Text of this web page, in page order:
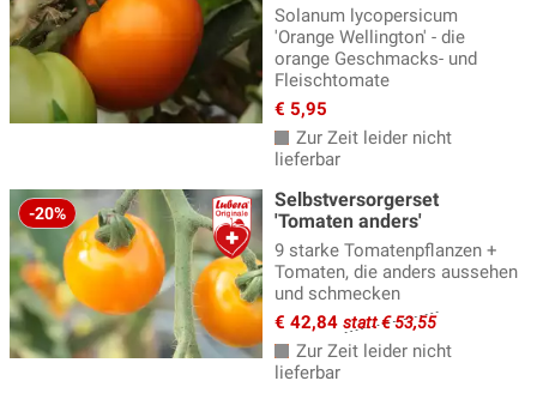
Solanum lycopersicum
'Orange Wellington' - die
orange Geschmacks- und
Fleischtomate
€ 5,95
Zur Zeit leider nicht
lieferbar
-20%
Selbstversorgerset
'Tomaten anders'
9 starke Tomatenpflanzen +
Tomaten, die anders aussehen
und schmecken
€ 42,84 statt € 53,55
Zur Zeit leider nicht
lieferbar